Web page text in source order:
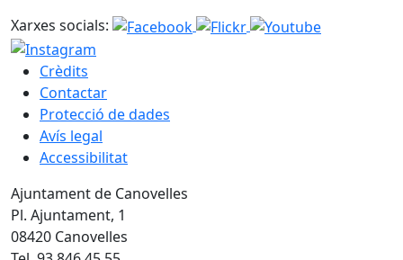
Xarxes socials:
Crèdits
Contactar
Protecció de dades
Avís legal
Accessibilitat
Ajuntament de Canovelles
Pl. Ajuntament, 1
08420 Canovelles